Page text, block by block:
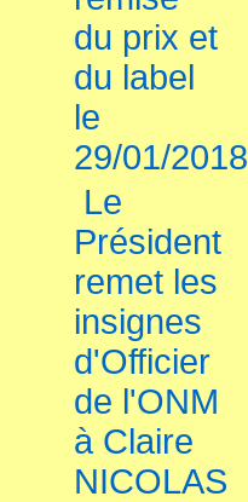
du prix et
du label
le
29/01/2018
Le
Président
remet les
insignes
d'Officier
de l'ONM
à Claire
NICOLAS